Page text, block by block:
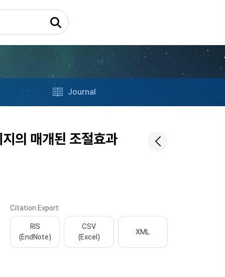
Journal
의 매개된 조절효과
Citation Export
RIS
(EndNote)
CSV
(Excel)
XML